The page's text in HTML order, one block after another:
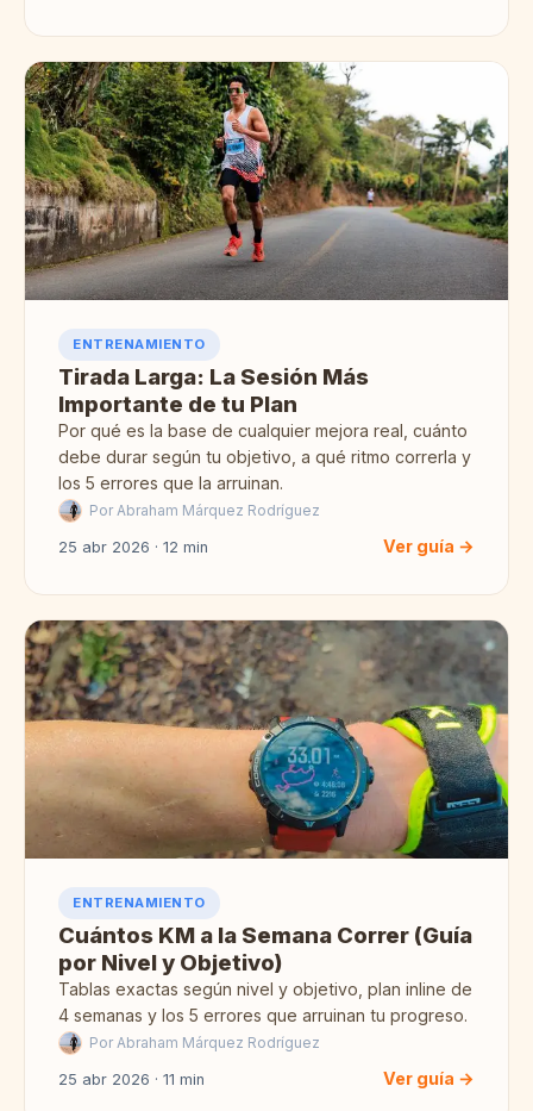
ENTRENAMIENTO
Tirada Larga: La Sesión Más
Importante de tu Plan
Por qué es la base de cualquier mejora real, cuánto
debe durar según tu objetivo, a qué ritmo correrla y
los 5 errores que la arruinan.
Por Abraham Márquez Rodríguez
25 abr 2026 · 12 min Ver guía →
ENTRENAMIENTO
Cuántos KM a la Semana Correr (Guía
por Nivel y Objetivo)
Tablas exactas según nivel y objetivo, plan inline de
4 semanas y los 5 errores que arruinan tu progreso.
Por Abraham Márquez Rodríguez
25 abr 2026 · 11 min Ver guía →